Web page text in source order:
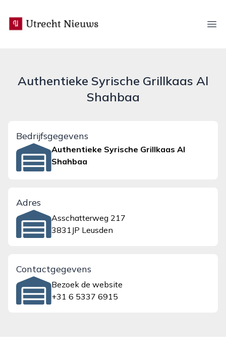
utrecht-nieuws.nl
Authentieke Syrische Grillkaas Al
Shahbaa
Bedrijfsgegevens
Authentieke Syrische Grillkaas Al
Shahbaa
Adres
Asschatterweg 217
3831JP Leusden
Contactgegevens
Bezoek de website
+31 6 5337 6915